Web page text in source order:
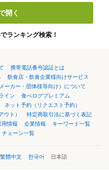
開く
ランキング検索！
携帯電話番号認証とは
飲食店・飲食企業様向けサービス
ーカー・団体様等向け）について
イン
食べログプレミアム
ネット予約（リクエスト予約）
ウト）
特定商取引法に基づく表記
用情報 企業情報
キーワード一覧
チェーン一覧
繁體中文 한국어 日本語